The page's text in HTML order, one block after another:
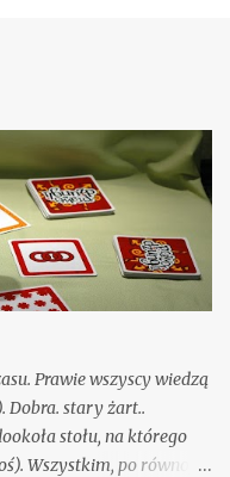
Prawie wszyscy wiedzą
Dobra. stary żart..
stołu, na którego
Wszystkim, po równo,